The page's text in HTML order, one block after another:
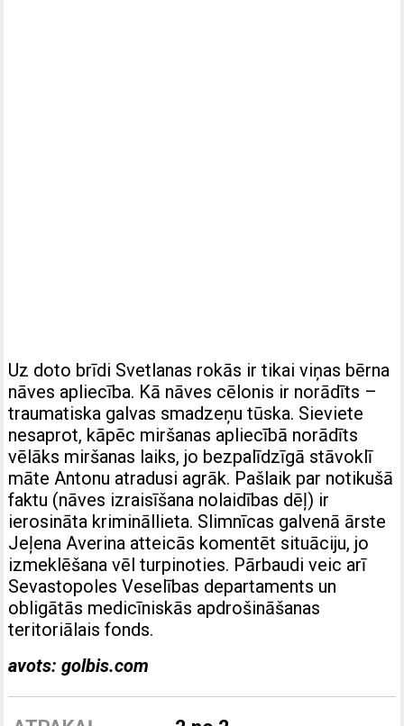
Uz doto brīdi Svetlanas rokās ir tikai viņas bērna
nāves apliecība. Kā nāves cēlonis ir norādīts –
traumatiska galvas smadzeņu tūska. Sieviete
nesaprot, kāpēc miršanas apliecībā norādīts
vēlāks miršanas laiks, jo bezpalīdzīgā stāvoklī
māte Antonu atradusi agrāk. Pašlaik par notikušā
faktu (nāves izraisīšana nolaidības dēļ) ir
ierosināta krimināllieta. Slimnīcas galvenā ārste
Jeļena Averina atteicās komentēt situāciju, jo
izmeklēšana vēl turpinoties. Pārbaudi veic arī
Sevastopoles Veselības departaments un
obligātās medicīniskās apdrošināšanas
teritoriālais fonds.
avots: golbis.com